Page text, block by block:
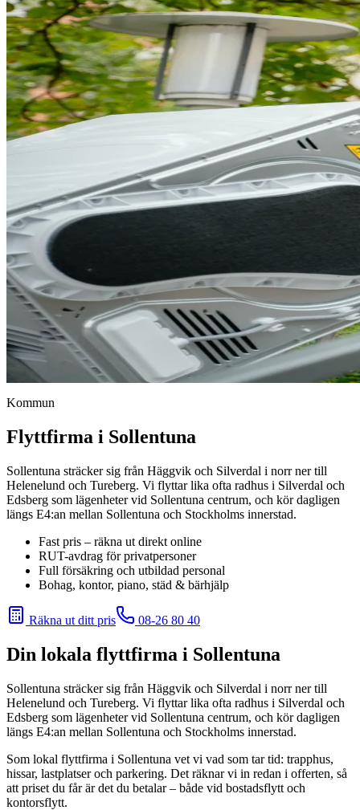
Kommun
Flyttfirma i Sollentuna
Sollentuna sträcker sig från Häggvik och Silverdal i norr ner till
Helenelund och Tureberg. Vi flyttar lika ofta radhus i Silverdal och
Edsberg som lägenheter vid Sollentuna centrum, och kör dagligen
längs E4:an mellan Sollentuna och Stockholms innerstad.
Fast pris – räkna ut direkt online
RUT-avdrag för privatpersoner
Full försäkring och utbildad personal
Bohag, kontor, piano, städ & bärhjälp
Räkna ut ditt pris 08-26 80 40
Din lokala flyttfirma i Sollentuna
Sollentuna sträcker sig från Häggvik och Silverdal i norr ner till
Helenelund och Tureberg. Vi flyttar lika ofta radhus i Silverdal och
Edsberg som lägenheter vid Sollentuna centrum, och kör dagligen
längs E4:an mellan Sollentuna och Stockholms innerstad.
Som lokal flyttfirma i Sollentuna vet vi vad som tar tid: trapphus,
hissar, lastplatser och parkering. Det räknar vi in redan i offerten, så
att priset du får är det du betalar – både vid bostadsflytt och
kontorsflytt.